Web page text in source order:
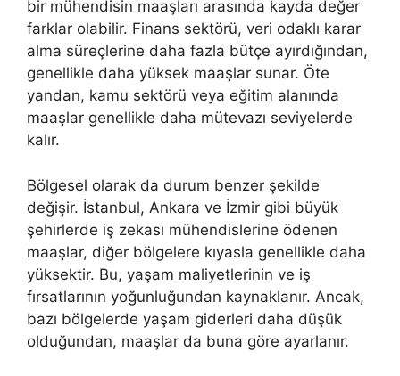
bir mühendisin maaşları arasında kayda değer
farklar olabilir. Finans sektörü, veri odaklı karar
alma süreçlerine daha fazla bütçe ayırdığından,
genellikle daha yüksek maaşlar sunar. Öte
yandan, kamu sektörü veya eğitim alanında
maaşlar genellikle daha mütevazı seviyelerde
kalır.
Bölgesel olarak da durum benzer şekilde
değişir. İstanbul, Ankara ve İzmir gibi büyük
şehirlerde iş zekası mühendislerine ödenen
maaşlar, diğer bölgelere kıyasla genellikle daha
yüksektir. Bu, yaşam maliyetlerinin ve iş
fırsatlarının yoğunluğundan kaynaklanır. Ancak,
bazı bölgelerde yaşam giderleri daha düşük
olduğundan, maaşlar da buna göre ayarlanır.